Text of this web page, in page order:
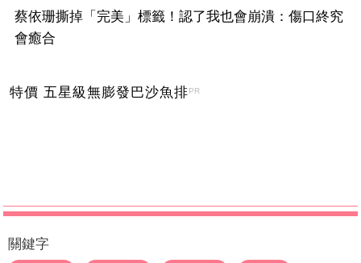
蔡依珊撕掉「完美」標籤！認了我也會崩潰：傷口終究
會癒合
特價 五星級無膨發巴沙魚排PR
關鍵字